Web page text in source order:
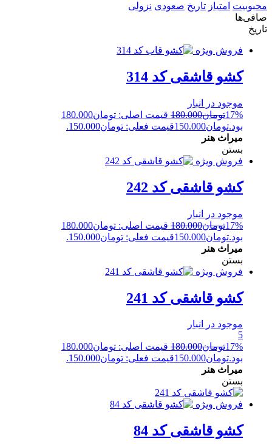
محبوبیت امتیاز تاریخ صعودی نزولی
صافی‌ها
تاریخ
فروش ویژه
کشو قاشقی کد 314
موجود در انبار
17%تومان180.000
قیمت اصلی: تومان180.000
بود.تومان150.000قیمت فعلی: تومان150.000.
میراث هنر
بستن
فروش ویژه
کشو قاشقی کد 242
موجود در انبار
17%تومان180.000
قیمت اصلی: تومان180.000
بود.تومان150.000قیمت فعلی: تومان150.000.
میراث هنر
بستن
فروش ویژه
کشو قاشقی کد 241
موجود در انبار
5
17%تومان180.000
قیمت اصلی: تومان180.000
بود.تومان150.000قیمت فعلی: تومان150.000.
میراث هنر
بستن
فروش ویژه
کشو قاشقی کد 84